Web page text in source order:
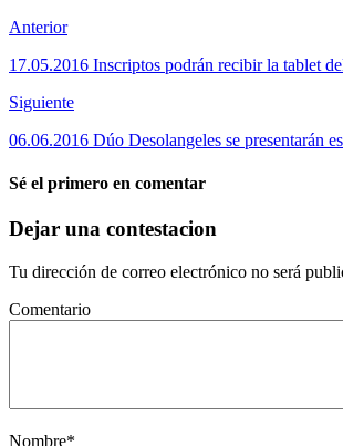
Anterior
17.05.2016 Inscriptos podrán recibir la tablet
Siguiente
06.06.2016 Dúo Desolangeles se presentarán
Sé el primero en comentar
Dejar una contestacion
Tu dirección de correo electrónico no será
Comentario
Nombre*